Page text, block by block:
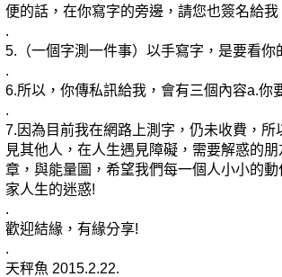
便的話，在你寫字的旁邊，請您也簽名給我
.
5.（一個字測一件事）以手寫字，是要看
.
6.所以，你傳私訊給我，會有三個內容a.你
.
7.因為目前我在網路上測字，仍未收費，
見其他人，在人生遇見障礙，需要解惑的
章，與能量圖，希望我們每一個人小小的
家人生的迷惑!
.
歡迎結緣，有緣分享!
.
天秤魚 2015.2.22.